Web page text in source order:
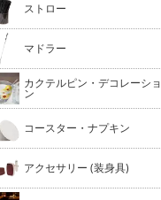
ストロー
マドラー
カクテルピン・デコレーショ
ン
コースター・ナプキン
アクセサリー (装身具)